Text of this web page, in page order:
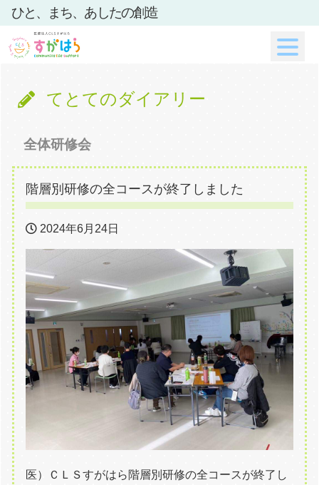
ひと、まち、あしたの創造
てとてのダイアリー
全体研修会
階層別研修の全コースが終了しました
2024年6月24日
医）ＣＬＳすがはら階層別研修の全コースが終了し